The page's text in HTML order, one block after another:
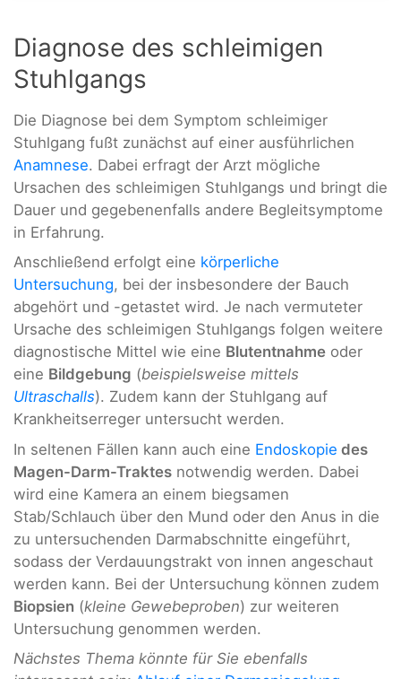
Diagnose des schleimigen
Stuhlgangs
Die Diagnose bei dem Symptom schleimiger
Stuhlgang fußt zunächst auf einer ausführlichen
Anamnese. Dabei erfragt der Arzt mögliche
Ursachen des schleimigen Stuhlgangs und bringt die
Dauer und gegebenenfalls andere Begleitsymptome
in Erfahrung.
Anschließend erfolgt eine körperliche
Untersuchung, bei der insbesondere der Bauch
abgehört und -getastet wird. Je nach vermuteter
Ursache des schleimigen Stuhlgangs folgen weitere
diagnostische Mittel wie eine Blutentnahme oder
eine Bildgebung (beispielsweise mittels
Ultraschalls). Zudem kann der Stuhlgang auf
Krankheitserreger untersucht werden.
In seltenen Fällen kann auch eine Endoskopie des
Magen-Darm-Traktes notwendig werden. Dabei
wird eine Kamera an einem biegsamen
Stab/Schlauch über den Mund oder den Anus in die
zu untersuchenden Darmabschnitte eingeführt,
sodass der Verdauungstrakt von innen angeschaut
werden kann. Bei der Untersuchung können zudem
Biopsien (kleine Gewebeproben) zur weiteren
Untersuchung genommen werden.
Nächstes Thema könnte für Sie ebenfalls